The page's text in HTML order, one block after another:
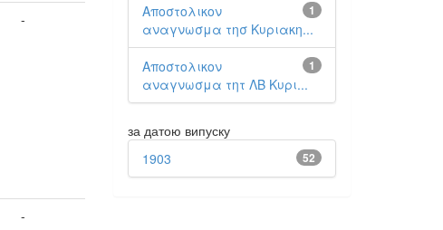
-
-
1
Αποστολικον
αναγνωσμα τησ Κυριακη...
1
Αποστολικον
αναγνωσμα τητ ΛΒ Κυρι...
за датою випуску
52
1903